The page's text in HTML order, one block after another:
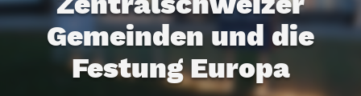
Gemeinden und die
Festung Europa